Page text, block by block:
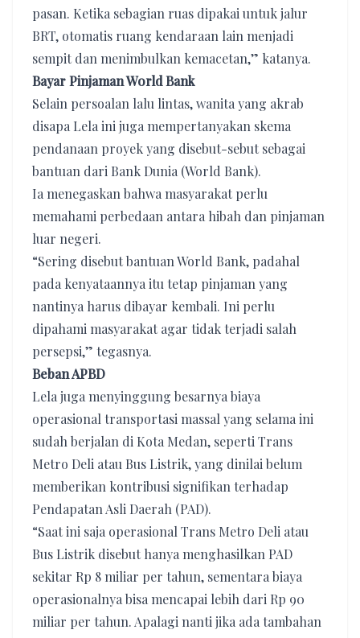
pasan. Ketika sebagian ruas dipakai untuk jalur
BRT, otomatis ruang kendaraan lain menjadi
sempit dan menimbulkan kemacetan,” katanya.
Bayar Pinjaman World Bank
Selain persoalan lalu lintas, wanita yang akrab
disapa Lela ini juga mempertanyakan skema
pendanaan proyek yang disebut-sebut sebagai
bantuan dari Bank Dunia (World Bank).
Ia menegaskan bahwa masyarakat perlu
memahami perbedaan antara hibah dan pinjaman
luar negeri.
“Sering disebut bantuan World Bank, padahal
pada kenyataannya itu tetap pinjaman yang
nantinya harus dibayar kembali. Ini perlu
dipahami masyarakat agar tidak terjadi salah
persepsi,” tegasnya.
Beban APBD
Lela juga menyinggung besarnya biaya
operasional transportasi massal yang selama ini
sudah berjalan di Kota Medan, seperti Trans
Metro Deli atau Bus Listrik, yang dinilai belum
memberikan kontribusi signifikan terhadap
Pendapatan Asli Daerah (PAD).
“Saat ini saja operasional Trans Metro Deli atau
Bus Listrik disebut hanya menghasilkan PAD
sekitar Rp 8 miliar per tahun, sementara biaya
operasionalnya bisa mencapai lebih dari Rp 90
miliar per tahun. Apalagi nanti jika ada tambahan